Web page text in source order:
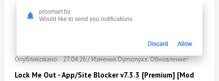
27.04.26 / Изменил Dymonyxx: Обновление!
Lock Me Out - App/Site Blocker v7.3.3 [Premium] [Mod
prosmart.by
Would like to send you notifications
Discard Allow